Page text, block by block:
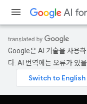
Google은 AI 기술을 사용
다. AI 번역에는 오류가 있